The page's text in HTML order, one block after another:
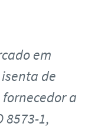
em
de
a
8573-1,